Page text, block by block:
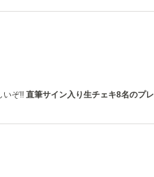
いぞ!! 直筆サイン入り生チェキ8名のプレ